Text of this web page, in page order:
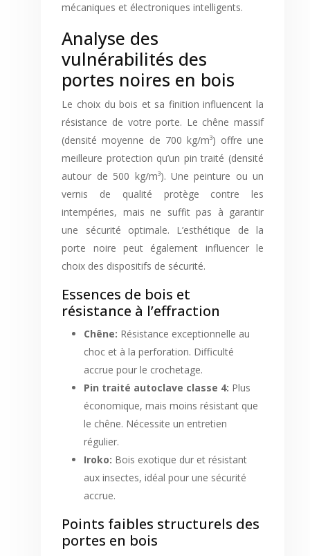
mécaniques et électroniques intelligents.
Analyse des
vulnérabilités des
portes noires en bois
Le choix du bois et sa finition influencent la
résistance de votre porte. Le chêne massif
(densité moyenne de 700 kg/m³) offre une
meilleure protection qu’un pin traité (densité
autour de 500 kg/m³). Une peinture ou un
vernis de qualité protège contre les
intempéries, mais ne suffit pas à garantir
une sécurité optimale. L’esthétique de la
porte noire peut également influencer le
choix des dispositifs de sécurité.
Essences de bois et
résistance à l’effraction
Chêne: Résistance exceptionnelle au
choc et à la perforation. Difficulté
accrue pour le crochetage.
Pin traité autoclave classe 4: Plus
économique, mais moins résistant que
le chêne. Nécessite un entretien
régulier.
Iroko: Bois exotique dur et résistant
aux insectes, idéal pour une sécurité
accrue.
Points faibles structurels des
portes en bois